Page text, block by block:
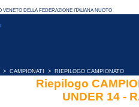
> CAMPIONATI > RIEPILOGO CAMPIONATO
Riepilogo
UNDER 14 -